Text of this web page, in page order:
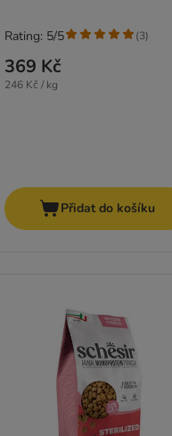
369 Kč
246 Kč / kg
Rating: 5/5 (3)
Přidat do košíku